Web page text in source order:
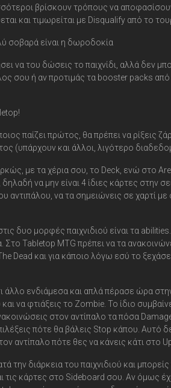
βρίσκουν τρόπους να
και τιμωρείται με Disqualify από το
σοβαρά είναι η δωροδοκία
να του δώσεις το παιχνίδι, αλλά δεν
σου ή αν προτιμάς τα booster packs
παίζει πρώτος, θα πρέπει να ρίξεις
(υπάρχουν και άλλοι, λιγότερο
με τα χέρια σου, το Deck, ενώ στο
να μην είναι 4 ίδιες κάρτες στην
αντιπάλου, να τα σημειώνεις σε χαρτί
δυο μορφές παιχνιδιού είναι τα
Tabletop MTG πρέπει να τα
Dead και για κάποιο λόγω εσύ το
άλλο ενδιάμεσα και απλά πέρασε ώρα
να φτιάξεις το Zombie. Το ίδιο
στον αντίπαλο τα πόσα
πότε θα βάλεις Stop κάπου. Αυτό
αντίπαλο πότε θες να κάνεις κάτι στο
την διάρκεια του παιχνιδιού και
τις κάρτες στο Sideboard σου. Αν όμως